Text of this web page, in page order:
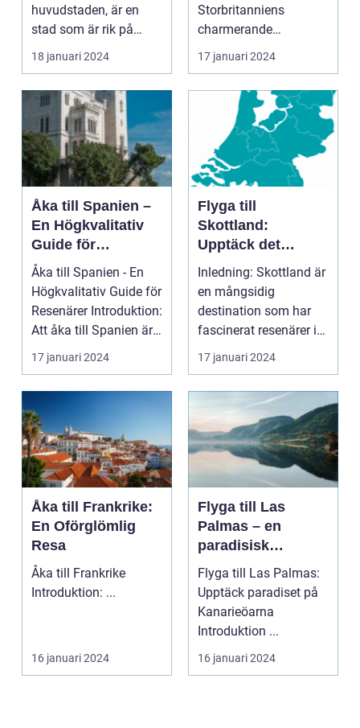
huvudstaden, är en
stad som är rik på
historia, kultur och
vackra sevärd...
18 januari 2024
Storbritanniens
charmerande
destinationer
Övergripande
introduktion ...
17 januari 2024
Åka till Spanien –
En Högkvalitativ
Guide för
Resenärer
Åka till Spanien - En
Högkvalitativ Guide för
Resenärer Introduktion:
Att åka till Spanien är
en dr...
17 januari 2024
Flyga till
Skottland:
Upptäck det
Fascinerande
Landet
Inledning: Skottland är
en mångsidig
destination som har
fascinerat resenärer i
århundraden. Med
sin...
17 januari 2024
Åka till Frankrike:
En Oförglömlig
Resa
Åka till Frankrike
Introduktion: ...
16 januari 2024
Flyga till Las
Palmas – en
paradisisk
destination
Flyga till Las Palmas:
Upptäck paradiset på
Kanarieöarna
Introduktion ...
16 januari 2024